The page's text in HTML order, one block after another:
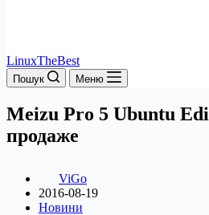
LinuxTheBest
Пошук Меню
Meizu Pro 5 Ubuntu
продаже
ViGo
2016-08-19
Новини